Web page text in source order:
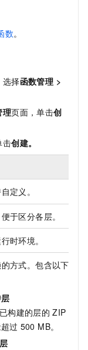
数。
选择函数管理 >
理页面，单击创
击创建。
定义。
于区分各层。
时环境。
方式。包含以下几
构建的层的 ZIP
过 500 MB。